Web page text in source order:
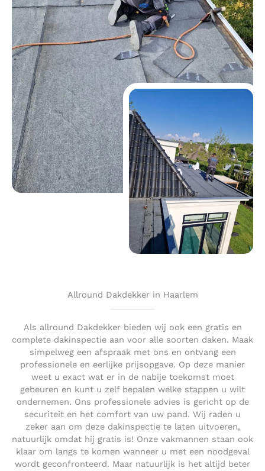
Allround Dakdekker in Haarlem
Als allround Dakdekker bieden wij ook een gratis en
complete dakinspectie aan voor alle soorten daken. Maak
simpelweg een afspraak met ons en ontvang een
professionele en eerlijke prijsopgave. Op deze manier
weet u exact wat er in de nabije toekomst moet
gebeuren en kunt u zelf bepalen welke stappen u wilt
ondernemen. Ons professionele advies is gericht op de
securiteit en het comfort van uw pand. Wij raden u
zeker aan om deze dakinspectie te laten uitvoeren,
natuurlijk omdat hij gratis is! Onze vakmannen staan ook
klaar om langs te komen wanneer u met een noodgeval
wordt geconfronteerd. Maar natuurlijk is het altijd beter